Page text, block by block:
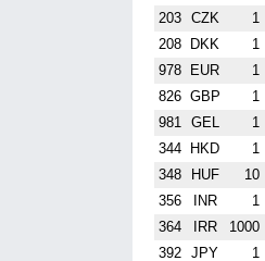
203 CZK 1
208 DKK 1
978 EUR 1
826 GBP 1
981 GEL 1
344 HKD 1
348 HUF 10
356 INR 1
364 IRR 1000
392 JPY 1